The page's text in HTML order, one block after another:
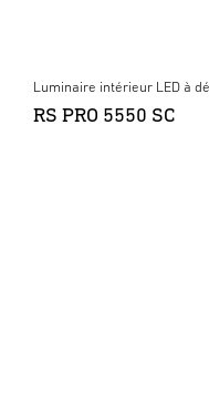
Luminaire intérieur LED à
RS PRO 5550 SC